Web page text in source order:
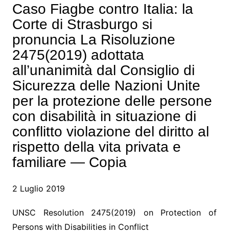
Caso Fiagbe contro Italia: la
Corte di Strasburgo si
pronuncia La Risoluzione
2475(2019) adottata
all’unanimità dal Consiglio di
Sicurezza delle Nazioni Unite
per la protezione delle persone
con disabilità in situazione di
conflitto violazione del diritto al
rispetto della vita privata e
familiare — Copia
2 Luglio 2019
UNSC Resolution 2475(2019) on Protection of
Persons with Disabilities in Conflict